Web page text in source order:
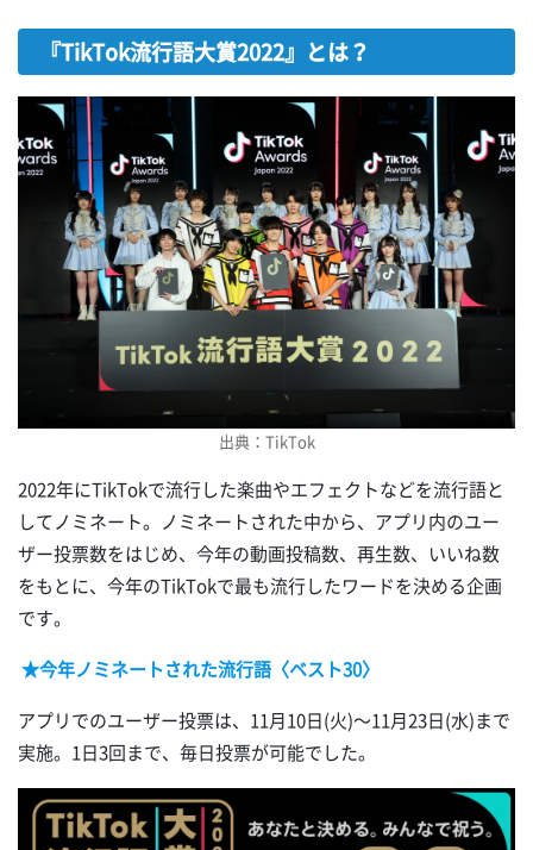
『TikTok流行語大賞2022』とは？
出典：TikTok
2022年にTikTokで流行した楽曲やエフェクトなどを流行語と
してノミネート。ノミネートされた中から、アプリ内のユー
ザー投票数をはじめ、今年の動画投稿数、再生数、いいね数
をもとに、今年のTikTokで最も流行したワードを決める企画
です。
★今年ノミネートされた流行語〈ベスト30〉
アプリでのユーザー投票は、11月10日(火)～11月23日(水)まで
実施。1日3回まで、毎日投票が可能でした。